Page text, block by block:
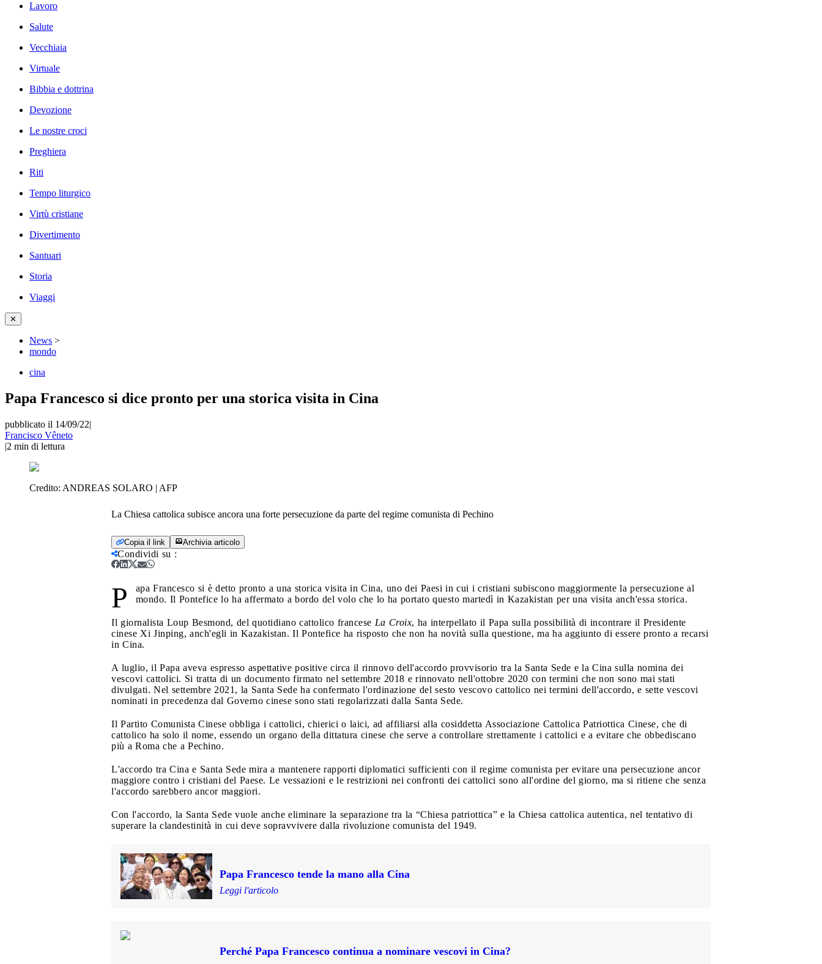
Lavoro
Salute
Vecchiaia
Virtuale
Bibbia e dottrina
Devozione
Le nostre croci
Preghiera
Riti
Tempo liturgico
Virtù cristiane
Divertimento
Santuari
Storia
Viaggi
✕
News >
mondo
cina
Papa Francesco si dice pronto per una storica visita in Cina
pubblicato il 14/09/22|
Francisco Vêneto
|2 min di lettura
Credito: ANDREAS SOLARO | AFP
La Chiesa cattolica subisce ancora una forte persecuzione da parte del regime comunista di Pechino
Copia il link Archivia articolo
Condividi su :
P
apa Francesco si è detto pronto a una storica visita in Cina, uno dei Paesi in cui i cristiani subiscono maggiormente la persecuzione al
mondo. Il Pontefice lo ha affermato a bordo del volo che lo ha portato questo martedì in Kazakistan per una visita anch'essa storica.
Il giornalista Loup Besmond, del quotidiano cattolico francese La Croix, ha interpellato il Papa sulla possibilità di incontrare il Presidente
cinese Xi Jinping, anch'egli in Kazakistan. Il Pontefice ha risposto che non ha novità sulla questione, ma ha aggiunto di essere pronto a recarsi
in Cina.
A luglio, il Papa aveva espresso aspettative positive circa il rinnovo dell'accordo provvisorio tra la Santa Sede e la Cina sulla nomina dei
vescovi cattolici. Si tratta di un documento firmato nel settembre 2018 e rinnovato nell'ottobre 2020 con termini che non sono mai stati
divulgati. Nel settembre 2021, la Santa Sede ha confermato l'ordinazione del sesto vescovo cattolico nei termini dell'accordo, e sette vescovi
nominati in precedenza dal Governo cinese sono stati regolarizzati dalla Santa Sede.
Il Partito Comunista Cinese obbliga i cattolici, chierici o laici, ad affiliarsi alla cosiddetta Associazione Cattolica Patriottica Cinese, che di
cattolico ha solo il nome, essendo un organo della dittatura cinese che serve a controllare strettamente i cattolici e a evitare che obbediscano
più a Roma che a Pechino.
L'accordo tra Cina e Santa Sede mira a mantenere rapporti diplomatici sufficienti con il regime comunista per evitare una persecuzione ancor
maggiore contro i cristiani del Paese. Le vessazioni e le restrizioni nei confronti dei cattolici sono all'ordine del giorno, ma si ritiene che senza
l'accordo sarebbero ancor maggiori.
Con l'accordo, la Santa Sede vuole anche eliminare la separazione tra la “Chiesa patriottica” e la Chiesa cattolica autentica, nel tentativo di
superare la clandestinità in cui deve sopravvivere dalla rivoluzione comunista del 1949.
Papa Francesco tende la mano alla Cina
Leggi l'articolo
Perché Papa Francesco continua a nominare vescovi in Cina?